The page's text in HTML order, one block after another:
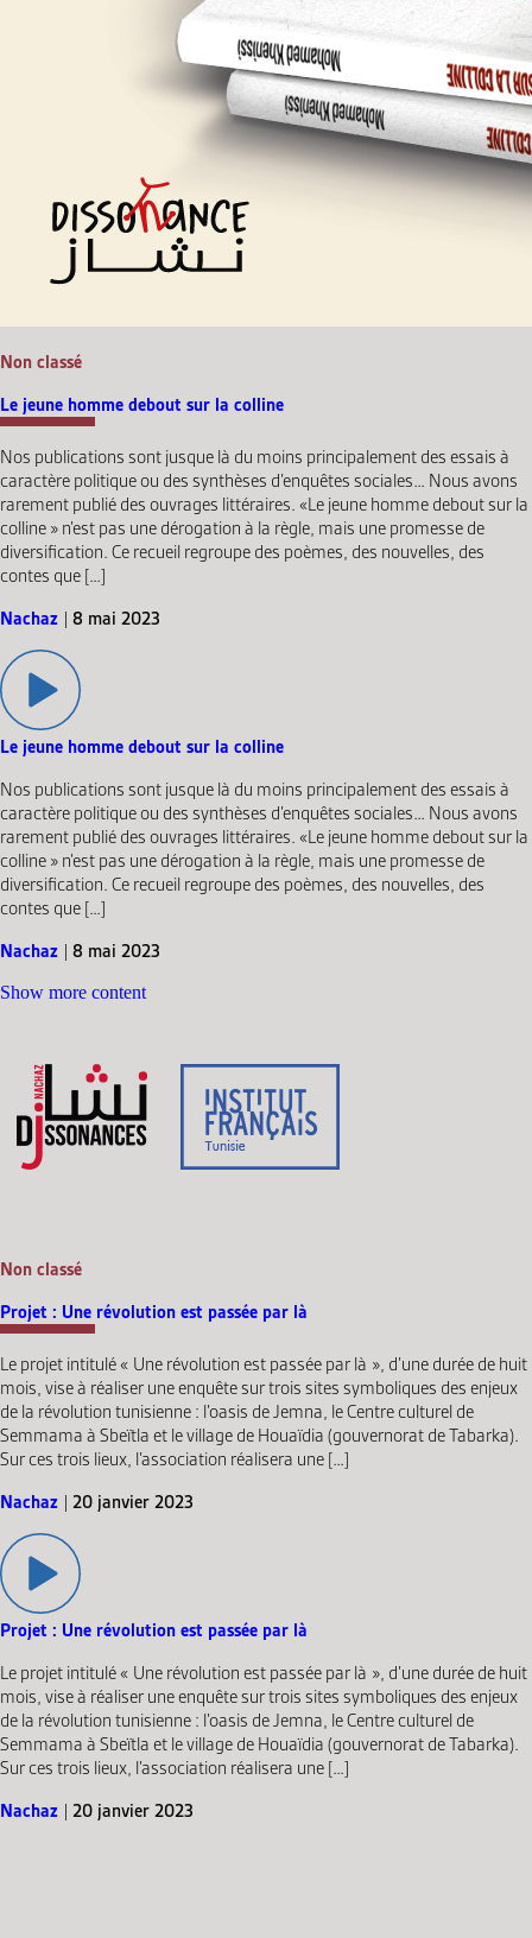
Non classé
Le jeune homme debout sur la colline
Nos publications sont jusque là du moins principalement des essais à
caractère politique ou des synthèses d’enquêtes sociales… Nous avons
rarement publié des ouvrages littéraires. «Le jeune homme debout sur la
colline » n’est pas une dérogation à la règle, mais une promesse de
diversification. Ce recueil regroupe des poèmes, des nouvelles, des
contes que […]
Nachaz | 8 mai 2023
Le jeune homme debout sur la colline
Nos publications sont jusque là du moins principalement des essais à
caractère politique ou des synthèses d’enquêtes sociales… Nous avons
rarement publié des ouvrages littéraires. «Le jeune homme debout sur la
colline » n’est pas une dérogation à la règle, mais une promesse de
diversification. Ce recueil regroupe des poèmes, des nouvelles, des
contes que […]
Nachaz | 8 mai 2023
Show more content
Non classé
Projet : Une révolution est passée par là
Le projet intitulé « Une révolution est passée par là », d’une durée de huit
mois, vise à réaliser une enquête sur trois sites symboliques des enjeux
de la révolution tunisienne : l’oasis de Jemna, le Centre culturel de
Semmama à Sbeïtla et le village de Houaïdia (gouvernorat de Tabarka).
Sur ces trois lieux, l’association réalisera une […]
Nachaz | 20 janvier 2023
Projet : Une révolution est passée par là
Le projet intitulé « Une révolution est passée par là », d’une durée de huit
mois, vise à réaliser une enquête sur trois sites symboliques des enjeux
de la révolution tunisienne : l’oasis de Jemna, le Centre culturel de
Semmama à Sbeïtla et le village de Houaïdia (gouvernorat de Tabarka).
Sur ces trois lieux, l’association réalisera une […]
Nachaz | 20 janvier 2023